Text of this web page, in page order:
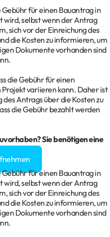
Gebühr für einen Bauantrag in
selbst wenn der Antrag
sich vor der Einreichung des
die Kosten zu informieren, um
Dokumente vorhanden sind
die Gebühr für einen
variieren kann. Daher ist
Antrags über die Kosten zu
die Gebühr bezahlt werden
Sie benötigen eine
Gebühr für einen Bauantrag in
selbst wenn der Antrag
sich vor der Einreichung des
die Kosten zu informieren, um
Dokumente vorhanden sind